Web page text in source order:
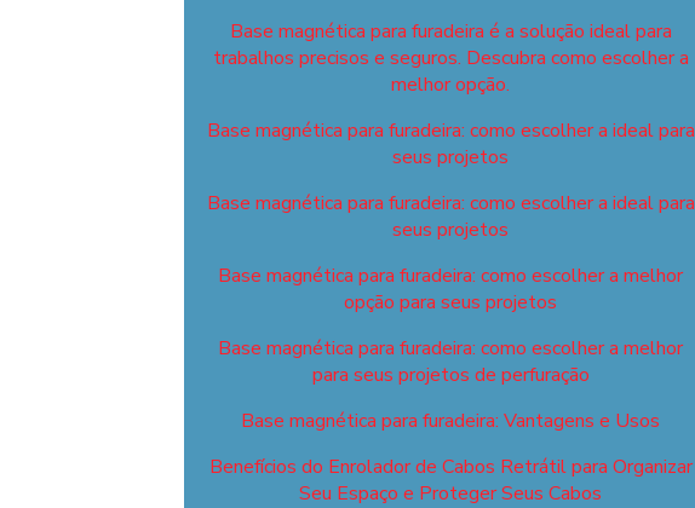
Base magnética para furadeira é a solução ideal para
trabalhos precisos e seguros. Descubra como escolher a
melhor opção.
Base magnética para furadeira: como escolher a ideal para
seus projetos
Base magnética para furadeira: como escolher a ideal para
seus projetos
Base magnética para furadeira: como escolher a melhor
opção para seus projetos
Base magnética para furadeira: como escolher a melhor
para seus projetos de perfuração
Base magnética para furadeira: Vantagens e Usos
Benefícios do Enrolador de Cabos Retrátil para Organizar
Seu Espaço e Proteger Seus Cabos